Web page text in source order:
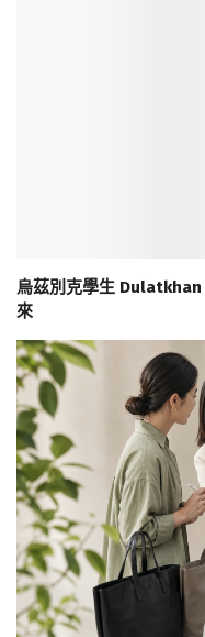
烏茲別克學生 Dulatkhan
來